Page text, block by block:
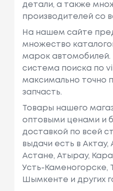
детали, а также
производителей со
На нашем сайте
множество
марок автомобилей.
система поиска по
максимально точно
запчасть.
Товары нашего
оптовыми ценами и
доставкой по всей
выдачи есть в
Астане, Атырау,
Усть-Каменогорске,
Шымкенте и других